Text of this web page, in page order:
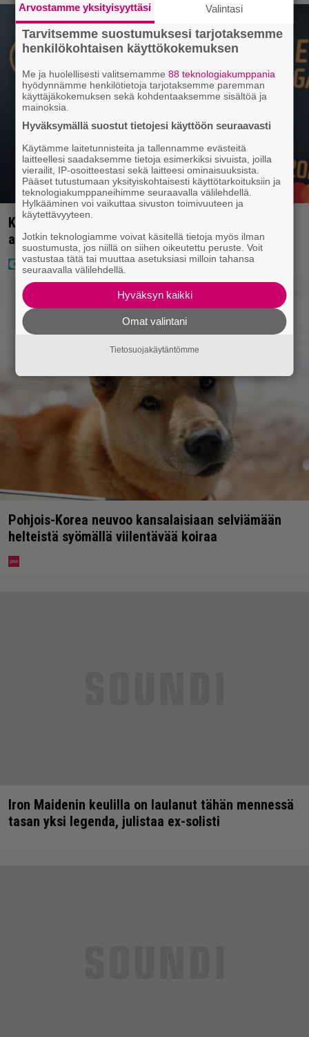
Kaija Koolta ikävä ilmoitus – Juha Tapio kiirehti
apuun
Pohjois-Korea neuvoo kansalaisiaan selviämään
helteistä syömällä viilentävää koiraa
Iron Maidenin keulilla on laulanut tähän mennessä
tasan yksi legenda, julistaa ex-solisti
Arvostamme yksityisyyttäsi Valintasi
Tarvitsemme suostumuksesi tarjotaksemme
henkilökohtaisen käyttökokemuksen
Me ja huolellisesti valitsemamme88 teknologiakumppania
hyödynnämme henkilötietoja tarjotaksemme paremman
käyttäjäkokemuksen sekä kohdentaaksemme sisältöä ja
mainoksia.
Hyväksymällä suostut tietojesi käyttöön seuraavasti
Käytämme laitetunnisteita ja tallennamme evästeitä
laitteellesi saadaksemme tietoja esimerkiksi sivuista, joilla
vierailit, IP-osoitteestasi sekä laitteesi ominaisuuksista.
Pääset tutustumaan yksityiskohtaisesti käyttötarkoituksiin ja
teknologiakumppaneihimme seuraavalla välilehdellä.
Hylkääminen voi vaikuttaa sivuston toimivuuteen ja
käytettävyyteen.
Jotkin teknologiamme voivat käsitellä tietoja myös ilman
suostumusta, jos niillä on siihen oikeutettu peruste. Voit
vastustaa tätä tai muuttaa asetuksiasi milloin tahansa
seuraavalla välilehdellä.
Hyväksyn kaikki
Omat valintani
Tietosuojakäytäntömme